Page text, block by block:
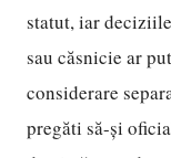
statut, iar
sau căsnicie ar
considerare
pregăti să-și